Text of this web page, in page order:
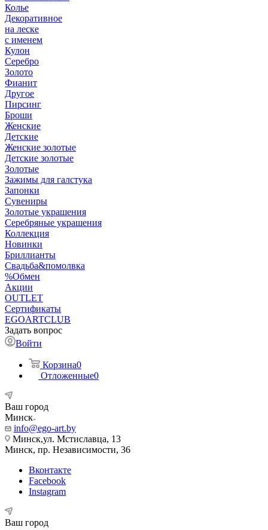
Колье
Декоративное
на леске
с именем
Кулон
Серебро
Золото
Фианит
Другое
Пирсинг
Броши
Женские
Детские
Женские золотые
Детские золотые
Золотые
Зажимы для галстука
Запонки
Сувениры
Золотые украшения
Серебряные украшения
Коллекция
Новинки
Бриллианты
Свадьба&помолвка
%Обмен
Акции
OUTLET
Сертификаты
EGOARTCLUB
Задать вопрос
Войти
Корзина0
Отложенные0
Ваш город
Минск
info@ego-art.by
Минск,ул. Мстиславца, 13
Минск, пр. Независимости, 36
Вконтакте
Facebook
Instagram
Ваш город